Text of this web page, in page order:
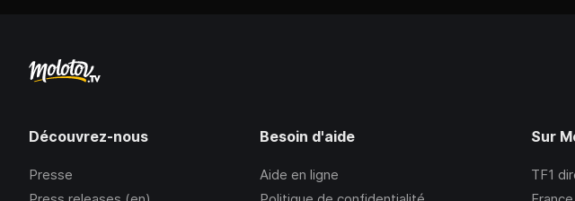
Découvrez-nous
Presse
Besoin d'aide
Aide en ligne
Sur
TF1